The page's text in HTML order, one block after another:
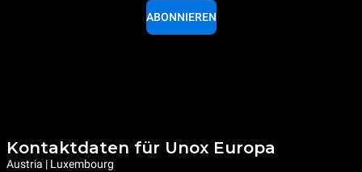
ABONNIEREN
Kontaktdaten für Unox Europa
Austria | Luxembourg